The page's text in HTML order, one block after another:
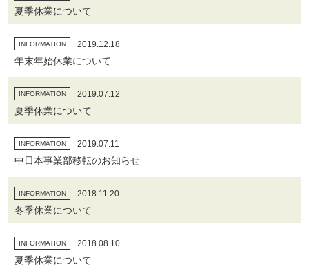
夏季休業について
INFORMATION 2019.12.18
年末年始休業について
INFORMATION 2019.07.12
夏季休業について
INFORMATION 2019.07.11
中日本事業部移転のお知らせ
INFORMATION 2018.11.20
冬季休業について
INFORMATION 2018.08.10
夏季休業について